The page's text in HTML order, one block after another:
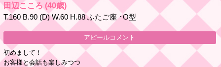
田辺こころ (40歳)
T.160 B.90 (D) W.60 H.88 ふたご座 ･O型
アピールコメント
初めまして！
お客様と会話も楽しみつつ